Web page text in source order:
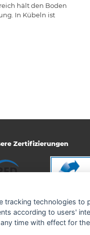
hält den Boden
In Kübeln ist
Zertifizierungen
tracking technologies to
according to users'
time with effect for